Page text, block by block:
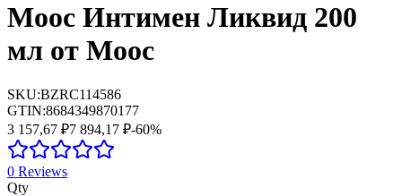
Моос Интимен Ликвид 200
мл от Моос
SKU:BZRC114586
GTIN:8684349870177
3 157,67 ₽7 894,17 ₽-60%
0 Reviews
Qty